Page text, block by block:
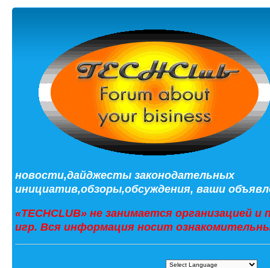
новости,дайджесты законодательных
инициатив,обзоры,обсуждения, ваши
«TECHCLUB» не занимается организацией
игр. Вся информация носит